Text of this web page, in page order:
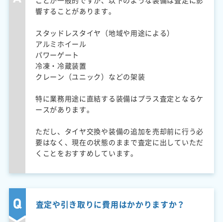
響することがあります。
スタッドレスタイヤ（地域や用途による）
アルミホイール
パワーゲート
冷凍・冷蔵装置
クレーン（ユニック）などの架装
特に業務用途に直結する装備はプラス査定となるケ
ースがあります。
ただし、タイヤ交換や装備の追加を売却前に行う必
要はなく、現在の状態のままで査定に出していただ
くことをおすすめしています。
査定や引き取りに費用はかかりますか？